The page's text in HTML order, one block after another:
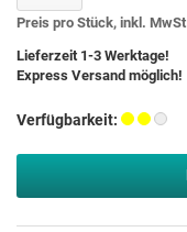
Preis pro Stück, inkl. MwSt
Lieferzeit 1-3 Werktage!
Express Versand möglich!
Verfügbarkeit: